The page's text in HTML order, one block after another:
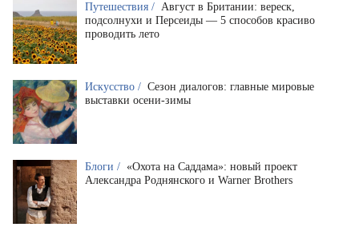
Путешествия / Август в Британии: вереск,
подсолнухи и Персеиды — 5 способов красиво
проводить лето
Искусство / Сезон диалогов: главные мировые
выставки осени-зимы
Блоги / «Охота на Саддама»: новый проект
Александра Роднянского и Warner Brothers